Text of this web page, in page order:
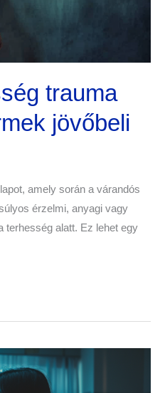
trauma
jövőbeli
amely során a várandós
érzelmi, anyagi vagy
terhesség alatt. Ez lehet egy